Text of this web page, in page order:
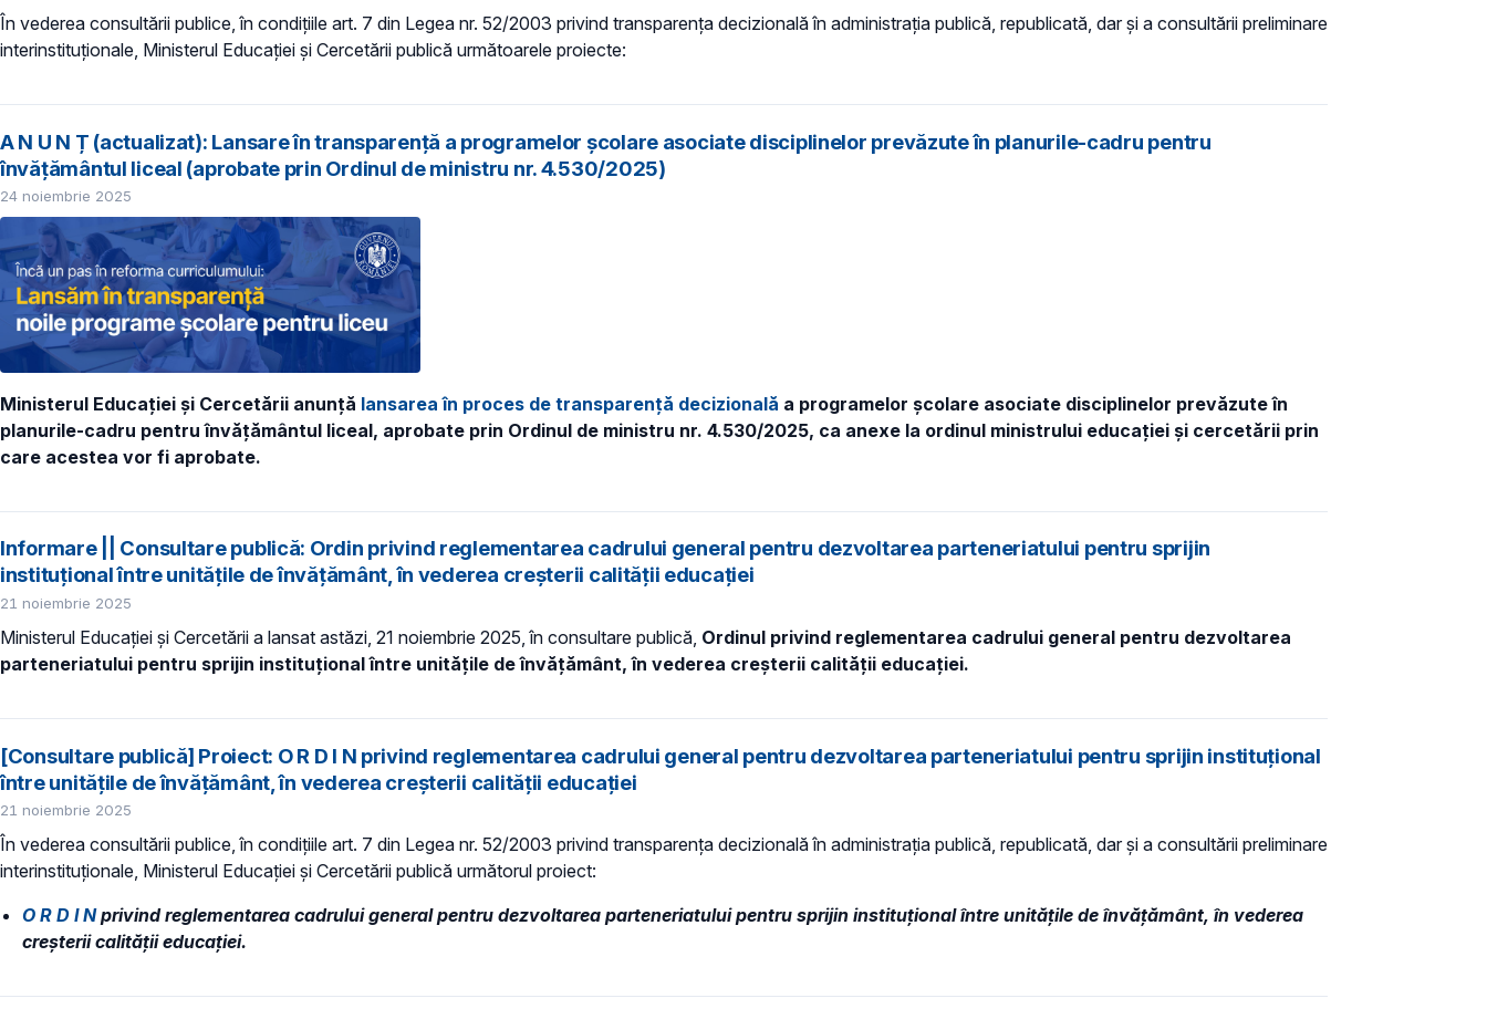
În vederea consultării publice, în condiţiile art. 7 din Legea nr. 52/2003 privind transparenţa decizională în administraţia publică, republicată, dar și a consultării preliminare
interinstituționale, Ministerul Educaţiei și Cercetării publică următoarele proiecte:
A N U N Ț (actualizat): Lansare în transparență a programelor școlare asociate disciplinelor prevăzute în planurile-cadru pentru
învățământul liceal (aprobate prin Ordinul de ministru nr. 4.530/2025)
24 noiembrie 2025
Ministerul Educației și Cercetării anunță lansarea în proces de transparență decizională a programelor școlare asociate disciplinelor prevăzute în
planurile-cadru pentru învățământul liceal, aprobate prin Ordinul de ministru nr. 4.530/2025, ca anexe la ordinul ministrului educației și cercetării prin
care acestea vor fi aprobate.
Informare || Consultare publică: Ordin privind reglementarea cadrului general pentru dezvoltarea parteneriatului pentru sprijin
instituțional între unitățile de învățământ, în vederea creșterii calității educației
21 noiembrie 2025
Ministerul Educației și Cercetării a lansat astăzi, 21 noiembrie 2025, în consultare publică, Ordinul privind reglementarea cadrului general pentru dezvoltarea
parteneriatului pentru sprijin instituțional între unitățile de învățământ, în vederea creșterii calității educației.
[Consultare publică] Proiect: O R D I N privind reglementarea cadrului general pentru dezvoltarea parteneriatului pentru sprijin instituțional
între unitățile de învățământ, în vederea creșterii calității educației
21 noiembrie 2025
În vederea consultării publice, în condiţiile art. 7 din Legea nr. 52/2003 privind transparenţa decizională în administraţia publică, republicată, dar și a consultării preliminare
interinstituționale, Ministerul Educaţiei și Cercetării publică următorul proiect:
O R D I Nprivind reglementarea cadrului general pentru dezvoltarea parteneriatului pentru sprijin instituțional între unitățile de învățământ, în vederea
creșterii calității educației.